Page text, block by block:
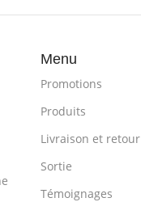
Menu
Promotions
Produits
Livraison et retour
Sortie
Témoignages